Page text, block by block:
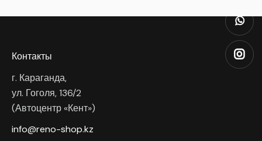
Контакты
г. Караганда,
ул. Гоголя, 136/2
(Автоцентр «Кент»)
info@reno-shop.kz